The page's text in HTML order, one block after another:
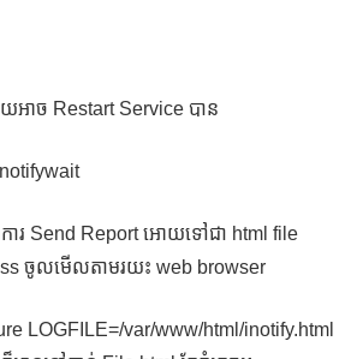
អាច Restart Service បាន
ការ Send Report អោយទៅជា html file
ចូលមើលតាមរយះ web browser
LOGFILE=/var/www/html/inotify.html